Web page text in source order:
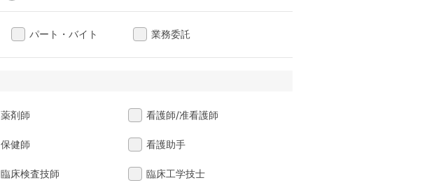
パート・バイト 業務委託
薬剤師 看護師/准看護師
保健師 看護助手
臨床検査技師 臨床工学技士